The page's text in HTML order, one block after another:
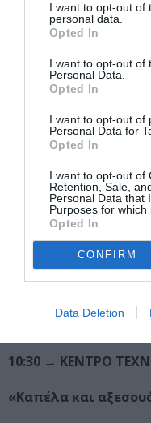
I want to opt-out of
personal data.
Opted In
I want to opt-out of
Personal Data.
Opted In
I want to opt-out of
Personal Data for
Opted In
I want to opt-out of
Retention, Sale,
Personal Data that
Purposes for which
Opted In
CONFIRM
Data Deletion
Παρασκευή 17.02
11:30 → ΠΛΑΤΕΙΑ
Αποκριάτικοι ρυθμοί
Δήμου Αθηναίων
17:00 →Παιδικό
«Τα όργανα ρυθμό
Αποκριάτικο
Με απλά υλικά
όργανα, αστεία
Απόκριες!
Δηλώσεις
10:30 → ΚΕΝΤΡΟ
«Καπέλα και